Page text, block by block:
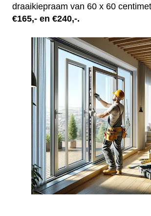
draaikiepraam van 60 x 60
€165,- en €240,-.